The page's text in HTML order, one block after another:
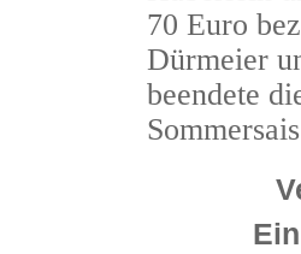
70 Euro
Dürmeier
beendete